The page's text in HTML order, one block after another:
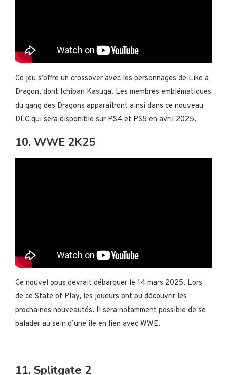
Ce jeu s’offre un crossover avec les personnages de Like a
Dragon, dont Ichiban Kasuga. Les membres emblématiques
du gang des Dragons apparaîtront ainsi dans ce nouveau
DLC qui sera disponible sur PS4 et PS5 en avril 2025.
10. WWE 2K25
Ce nouvel opus devrait débarquer le 14 mars 2025. Lors
de ce State of Play, les joueurs ont pu découvrir les
prochaines nouveautés. Il sera notamment possible de se
balader au sein d’une île en lien avec WWE.
11. Splitgate 2